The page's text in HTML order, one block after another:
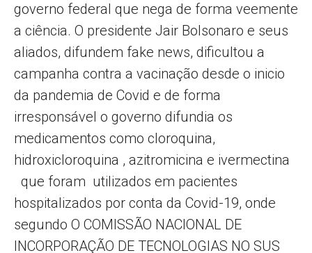
governo federal que nega de forma veemente
a ciência. O presidente Jair Bolsonaro e seus
aliados, difundem fake news, dificultou a
campanha contra a vacinação desde o inicio
da pandemia de Covid e de forma
irresponsável o governo difundia os
medicamentos como cloroquina,
hidroxicloroquina , azitromicina e ivermectina
que foram utilizados em pacientes
hospitalizados por conta da Covid-19, onde
segundo O COMISSÃO NACIONAL DE
INCORPORAÇÃO DE TECNOLOGIAS NO SUS